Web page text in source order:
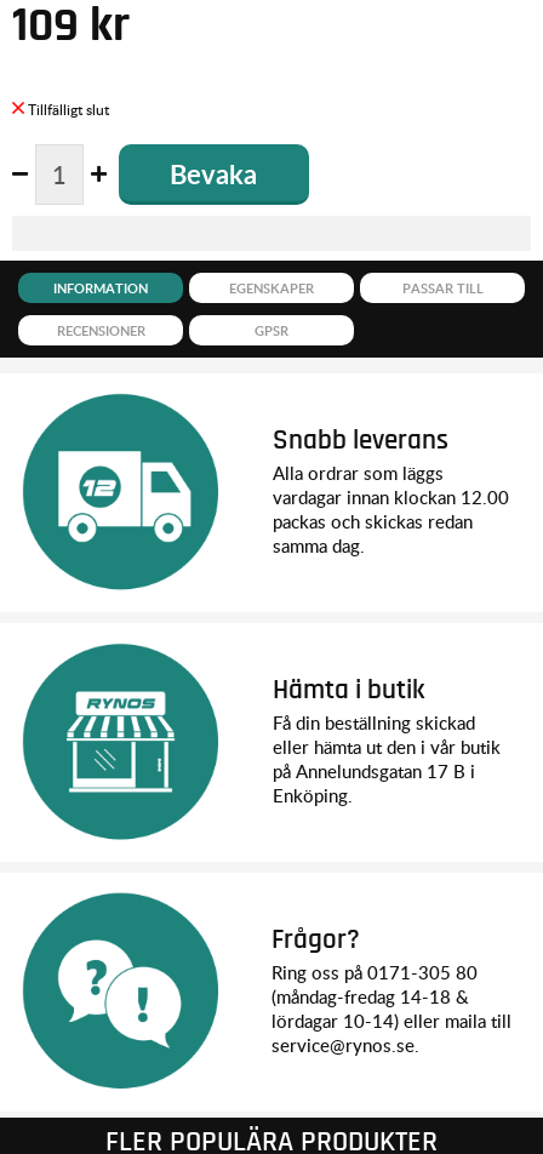
109 kr
Bevaka
INFORMATION EGENSKAPER PASSAR TILL
RECENSIONER GPSR
Snabb leverans
Alla ordrar som läggs
vardagar innan klockan 12.00
packas och skickas redan
samma dag.
Hämta i butik
Få din beställning skickad
eller hämta ut den i vår butik
på Annelundsgatan 17 B i
Enköping.
Frågor?
Ring oss på 0171-305 80
(måndag-fredag 14-18 &
lördagar 10-14) eller maila till
service@rynos.se.
FLER POPULÄRA PRODUKTER